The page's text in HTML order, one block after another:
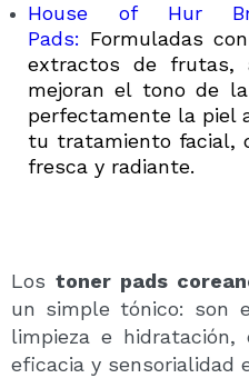
House of Hur
Pads: Formuladas
extractos de frutas,
mejoran el tono de
perfectamente la piel
tu tratamiento facial,
fresca y radiante.
Lostoner pads
un simple tónico: son
limpieza e hidratación,
eficacia y sensorialidad